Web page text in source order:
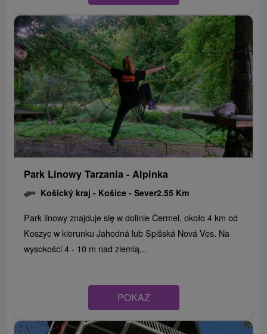
Park Linowy Tarzania - Alpinka
Košický kraj - Košice - Sever2.55 Km
Park linowy znajduje się w dolinie Čermel, około 4 km od
Koszyc w kierunku Jahodná lub Spišská Nová Ves. Na
wysokości 4 - 10 m nad ziemią...
POKAZ